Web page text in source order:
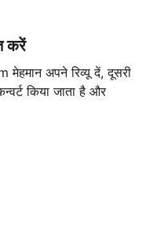
करें
अपने रिव्यू दें, दूसरी
किया जाता है और